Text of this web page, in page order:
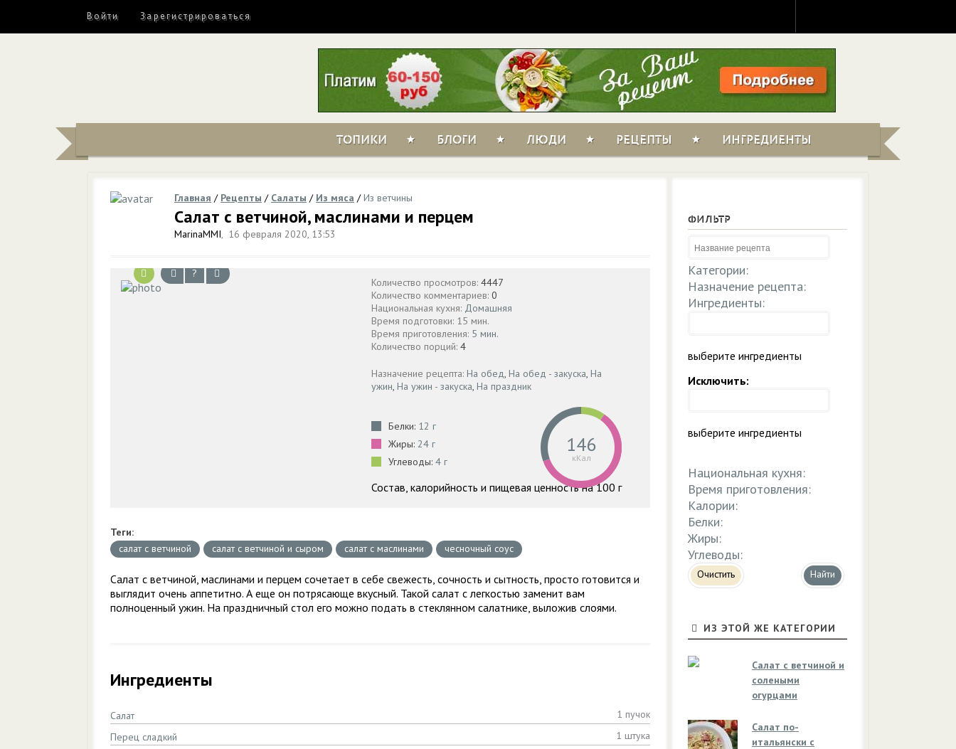
Войти Зарегистрироваться
ТОПИКИ БЛОГИ ЛЮДИ РЕЦЕПТЫ ИНГРЕДИЕНТЫ
Главная / Рецепты / Салаты / Из мяса /Из ветчины
Салат с ветчиной, маслинами и перцем
MarinaMMI, 16 февраля 2020, 13:53
?
Количество просмотров: 4447
Количество комментариев: 0
Национальная кухня: Домашняя
Время подготовки: 15 мин.
Время приготовления: 5 мин.
Количество порций: 4
Назначение рецепта: На обед, На обед - закуска, На
ужин, На ужин - закуска, На праздник
Белки: 12 г
Жиры: 24 г
Углеводы: 4 г
146
кКал
Состав, калорийность и пищевая ценность на 100 г
Теги:
салат с ветчиной
салат с ветчиной и сыром салат с маслинами чесночный соус
Салат с ветчиной, маслинами и перцем сочетает в себе свежесть, сочность и сытность, просто готовится и
выглядит очень аппетитно. А еще он потрясающе вкусный. Такой салат с легкостью заменит вам
полноценный ужин. На праздничный стол его можно подать в стеклянном салатнике, выложив слоями.
Ингредиенты
Салат
1 пучок
Перец сладкий
1 штука
ФИЛЬТР
Категории:
Назначение рецепта:
Ингредиенты:
выберите ингредиенты
Исключить:
выберите ингредиенты
Национальная кухня:
Время приготовления:
Калории:
Белки:
Жиры:
Углеводы:
Очистить
ИЗ ЭТОЙ ЖЕ КАТЕГОРИИ
Салат с ветчиной и
солеными
огурцами
Салат по-
итальянски с